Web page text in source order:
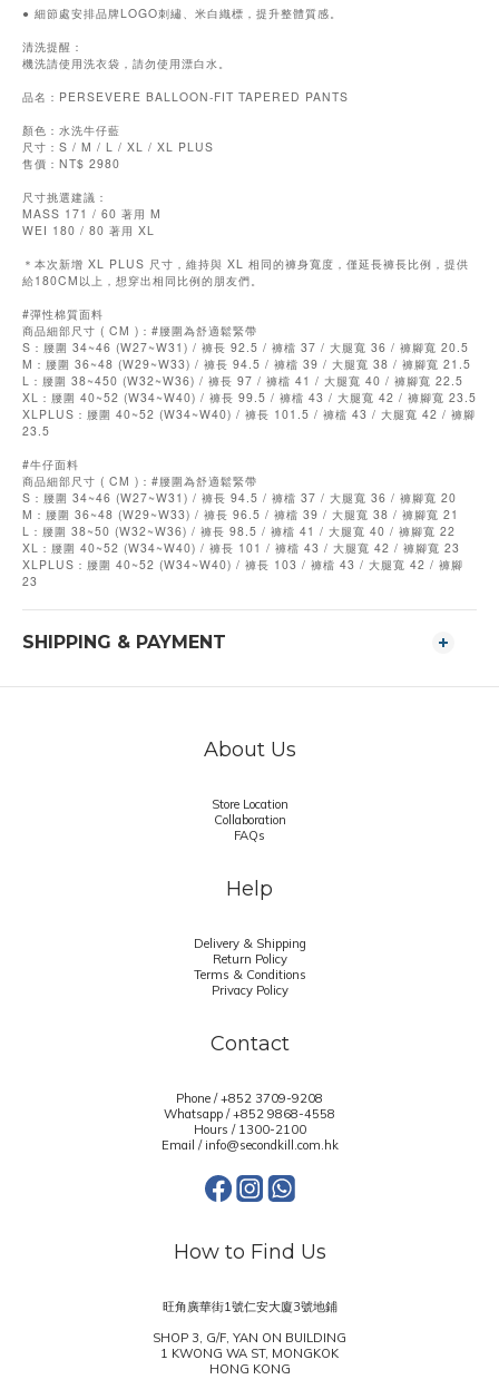
● 細節處安排品牌LOGO刺繡、米白織標，提升整體質感。
清洗提醒：
機洗請使用洗衣袋，請勿使用漂白水。
品名：PERSEVERE BALLOON-FIT TAPERED PANTS
顏色：水洗牛仔藍
尺寸：S / M / L / XL / XL PLUS
售價：NT$ 2980
尺寸挑選建議：
MASS 171 / 60 著用 M
WEI 180 / 80 著用 XL
＊本次新增 XL PLUS 尺寸，維持與 XL 相同的褲身寬度，僅延長褲長比例，提供
給180CM以上，想穿出相同比例的朋友們。
#彈性棉質面料
商品細部尺寸 ( CM )：#腰圍為舒適鬆緊帶
S：腰圍 34~46 (W27~W31) / 褲長 92.5 / 褲檔 37 / 大腿寬 36 / 褲腳寬 20.5
M：腰圍 36~48 (W29~W33) / 褲長 94.5 / 褲檔 39 / 大腿寬 38 / 褲腳寬 21.5
L：腰圍 38~450 (W32~W36) / 褲長 97 / 褲檔 41 / 大腿寬 40 / 褲腳寬 22.5
XL：腰圍 40~52 (W34~W40) / 褲長 99.5 / 褲檔 43 / 大腿寬 42 / 褲腳寬 23.5
XLPLUS：腰圍 40~52 (W34~W40) / 褲長 101.5 / 褲檔 43 / 大腿寬 42 / 褲腳
23.5
#牛仔面料
商品細部尺寸 ( CM )：#腰圍為舒適鬆緊帶
S：腰圍 34~46 (W27~W31) / 褲長 94.5 / 褲檔 37 / 大腿寬 36 / 褲腳寬 20
M：腰圍 36~48 (W29~W33) / 褲長 96.5 / 褲檔 39 / 大腿寬 38 / 褲腳寬 21
L：腰圍 38~50 (W32~W36) / 褲長 98.5 / 褲檔 41 / 大腿寬 40 / 褲腳寬 22
XL：腰圍 40~52 (W34~W40) / 褲長 101 / 褲檔 43 / 大腿寬 42 / 褲腳寬 23
XLPLUS：腰圍 40~52 (W34~W40) / 褲長 103 / 褲檔 43 / 大腿寬 42 / 褲腳
23
SHIPPING & PAYMENT
About Us
Store Location
Collaboration
FAQs
Help
Delivery & Shipping
Return Policy
Terms & Conditions
Privacy Policy
Contact
Phone / +852 3709-9208
Whatsapp /+852 9868-4558
Hours / 1300-2100
Email / info@secondkill.com.hk
How to Find Us
旺角廣華街1號仁安大廈3號地鋪
SHOP 3, G/F, YAN ON BUILDING
1 KWONG WA ST, MONGKOK
HONG KONG